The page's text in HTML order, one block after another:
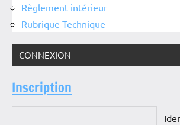
Règlement intérieur
Rubrique Technique
CONNEXION
Inscription